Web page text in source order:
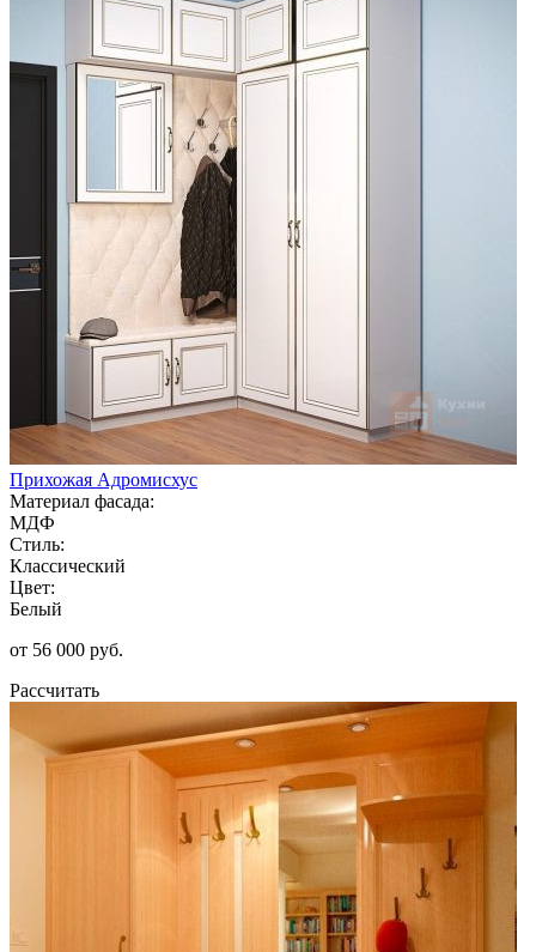
Прихожая Адромисхус
Материал фасада:
МДФ
Стиль:
Классический
Цвет:
Белый
от 56 000 руб.
Рассчитать